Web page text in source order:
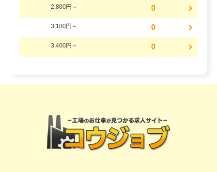
2,800円～ 0
3,100円～ 0
3,400円～ 0